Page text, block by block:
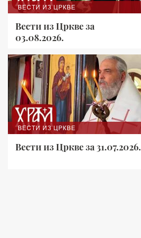
ВЕСТИ ИЗ ЦРКВЕ
Вести из Цркве за
03.08.2026.
ВЕСТИ ИЗ ЦРКВЕ
Вести из Цркве за 31.07.2026.